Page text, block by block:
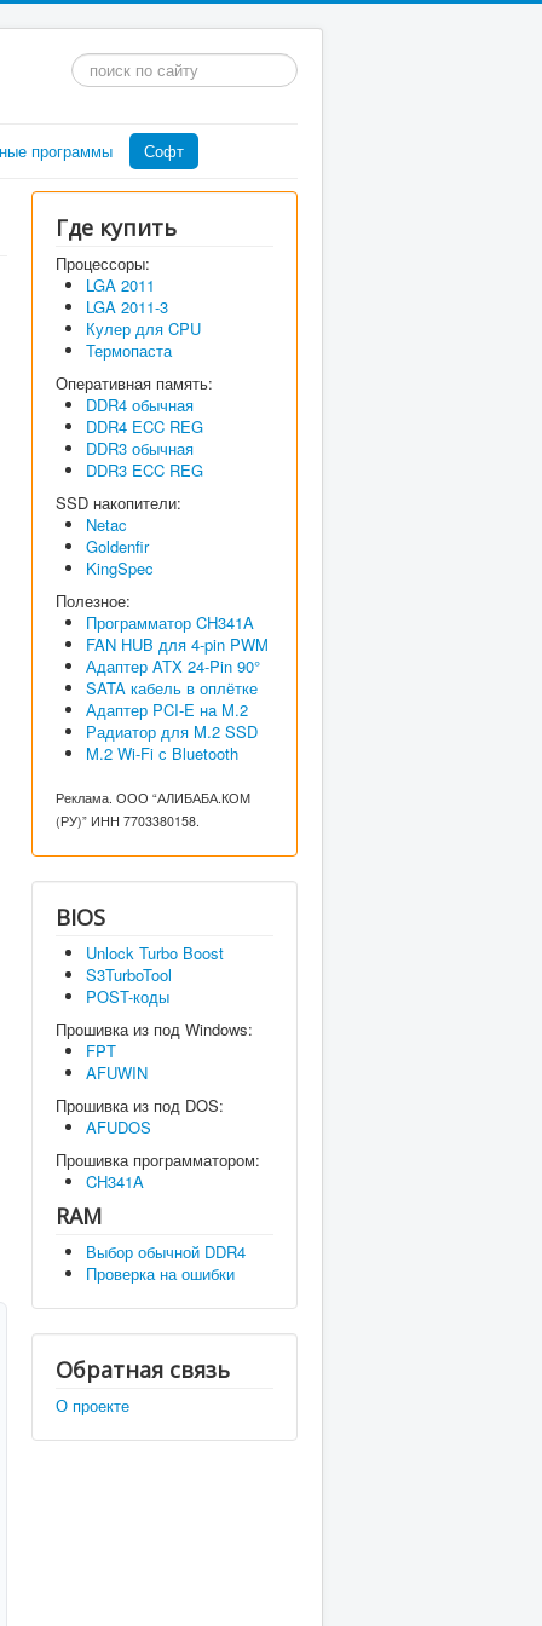
Искать...
программы Софт
Где купить
Процессоры:
LGA 2011
LGA 2011-3
Кулер для CPU
Термопаста
Оперативная память:
DDR4 обычная
DDR4 ECC REG
DDR3 обычная
DDR3 ECC REG
SSD накопители:
Netac
Goldenfir
KingSpec
Полезное:
Программатор CH341A
FAN HUB для 4-pin PWM
Адаптер ATX 24-Pin 90°
SATA кабель в оплётке
Адаптер PCI-E на M.2
Радиатор для M.2 SSD
M.2 Wi-Fi с Bluetooth
Реклама. ООО “АЛИБАБА.КОМ
(РУ)” ИНН 7703380158.
BIOS
Unlock Turbo Boost
S3TurboTool
POST-коды
Прошивка из под Windows:
FPT
AFUWIN
Прошивка из под DOS:
AFUDOS
Прошивка программатором:
CH341A
RAM
Выбор обычной DDR4
Проверка на ошибки
Обратная связь
О проекте